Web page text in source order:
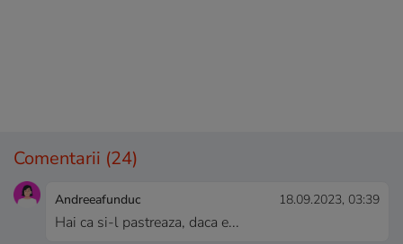
Comentarii (24)
Andreeafunduc 18.09.2023, 03:39
Hai ca si-l pastreaza, daca e...